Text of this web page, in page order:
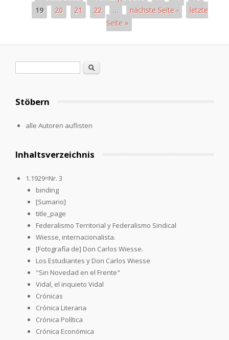
19
20 21 22 … nächste Seite ›
letzte
Seite »
Search
Stöbern
alle Autoren auflisten
Inhaltsverzeichnis
1.1929=Nr. 3
binding
[Sumario]
title_page
Federalismo Territorial y Federalismo Sindical
Wiesse, internacionalista.
[Fotografía de] Don Carlos Wiesse.
Los Estudiantes y Don Carlos Wiesse
"Sin Novedad en el Frente"
Vidal, el inquieto Vidal
Crónicas
Crónica Literaria
Crónica Política
Crónica Económica